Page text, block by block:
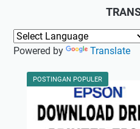
Powered by Translate
POSTINGAN POPULER